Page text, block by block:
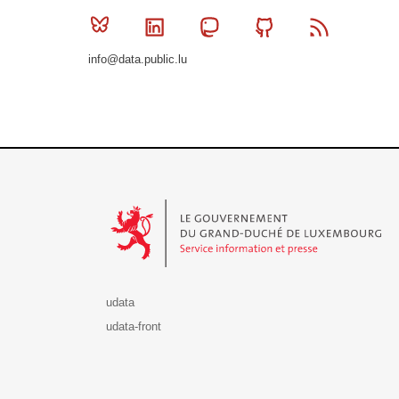
Bluesky Linkedin MastodonGithub
info@data.public.lu
udata
udata-front